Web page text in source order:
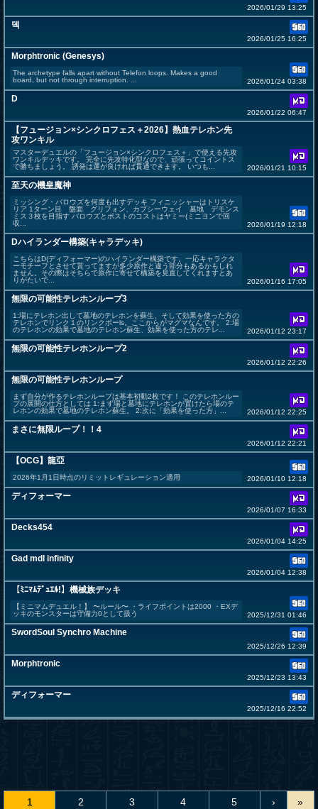
2026/01/29 13:25
덱
2026/01/25 16:25
Morphtronic (Genesys)
The archetype falls apart without Telefon loops. Makes a good
board, but not through interruption. ...
2026/01/24 03:38
D
2026/01/22 06:47
【フュージョン×シンクロフェス＋2026】熱血テレホン先
攻ワンキル
マスターデュエルの「フュージョン×シンクロフェス＋」で使える先攻
ワンキルデッキです。 完全に先攻特化型なので、頑張ってコイントス
で勝ちましょう。 誘発は運が良ければ貫通できます。 いつも...
2026/01/21 10:15
至天の機皇魔神
ミッシング・バロウズを何度も出すデッキ フィニッシャーはトリスケ
リア 1ターン目 盤面 グリフォン、カプシーウェイ 墓地 デモンス
ミス３枚を目指す バロウズとポストのコストはヤミー(ミニヨンで回
収...
2026/01/19 12:18
Dハイランダー構築(キャラデッキ)
こちらはD(ディフォーマー)のハイランダー構築です。一応キャラクタ
ーモチーフとさせて貰ってますが多少原作と違う部分もあるかもしれ
ません。その際はそちらで原作に寄せて構築を見直してくれますとあ
りがたいで...
2026/01/16 17:05
無限の可能性テレホンループ3
1:場にテレホン出して墓地のテレホンを蘇生、そして効果を使った方の
テレホンでリンク１のリンクボーls。ここからがマグマなんです。 2:場
のテレホンの効果で墓地のテレホン蘇生、効果を使った方のテレ...
2026/01/12 23:17
無限の可能性テレホンループ2
2026/01/12 22:26
無限の可能性テレホンループ
まず自分が作るテレホンループは基本初動2枚です！ このテレホンルー
プの展開の仕方としては 1:まず場と墓地にテレホンが置けたら場のテ
レホンの効果で墓地のテレホン蘇生。 2:次に「効果を使った方」...
2026/01/12 22:25
まさに無限ループ！！4
2026/01/12 22:21
【OCG】龍亞
2026年1月1日時点のリミットレギュレーション適用 2026/01/10 12:18
ディフォーマー
2026/01/07 16:33
Decks454
2026/01/04 14:25
Gad mdl infinity
2026/01/04 12:38
【ﾐﾆﾏﾑﾃﾞｭｴﾙ!】機械族デッキ
【ミニマムデュエル！】 〜ルール〜 ・ライフポイントは2000 ・EXデ
ッキのモンスターは守備力0として扱う
2025/12/31 01:46
SwordSoul Synchro Machine
2025/12/26 12:39
Morphtronic
2025/12/23 13:43
ディフォーマー
2025/12/16 22:52
1 2 3 4 5 › »